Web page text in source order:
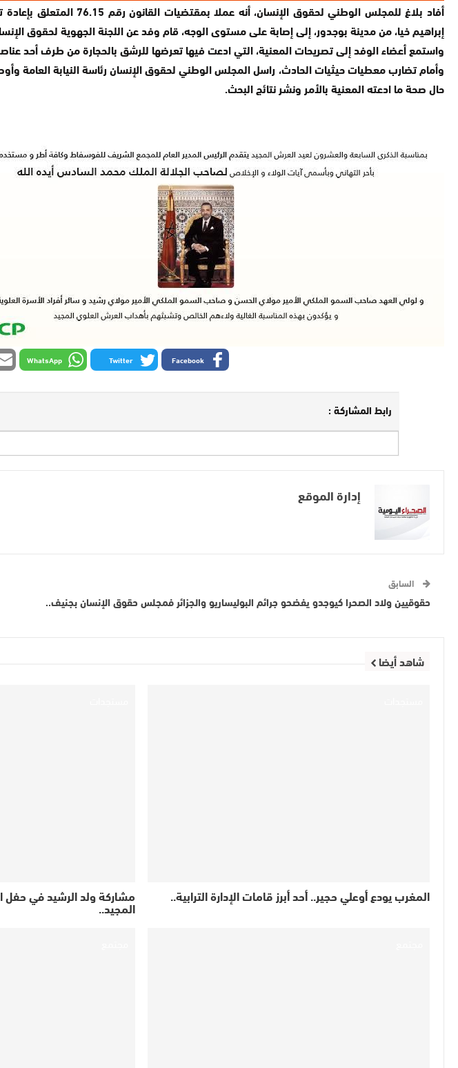
أفاد بلاغ للمجلس
إبراهيم خيا، من مدينة بوجدور، إلى إصابة على مستوى الوجه، قام وفد عن اللجنة الجهوية لحقوق الإنسان بالعيون-الساقية الحمراء، بتاريخ 13
واستمع أعضاء الوفد إلى تصريحات المعنية، التي ادعت فيها تعرضها للرشق بالحجارة من طرف أحد
وأمام تضارب معطيات حيثيات الحادث، راسل المجلس الوطني لحقوق الإنسان رئاسة النيابة العامة
حال صحة ما ادعته المعنية بالأمر ونشر نتائج البحث.
Facebook
Twitter
WhatsApp
رابط المشاركة :
إدارة الموقع
السابق
حقوقيين ولاد الصحرا كيوجدو يفضحو جرائم البوليساريو والجزائر فمجلس حقوق الإنسان بجنيف..
شاهد أيضا
المغرب يودع أوعلي حجير.. أحد أبرز قامات الإدارة الترابية.. مشاركة ولد الرشيد في حفل
المجيد..